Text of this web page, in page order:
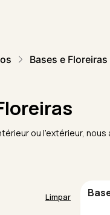
Bases e Floreiras
ou l'extérieur,
Limpar